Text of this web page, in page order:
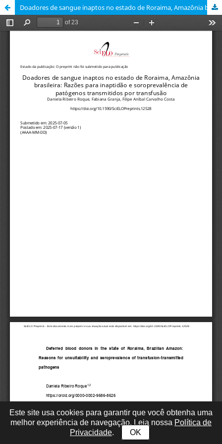
Doadores de sangue inaptos no estado de Roraima, Amazônia brasileira: Razões para inaptidão e soroprevalência de patógenos transmitidos por transfusão
Este site usa cookies para garantir que você obtenha uma
melhor experiência de navegação. Leia nossa Política de
Privacidade. OK